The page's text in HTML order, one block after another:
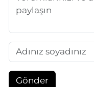
Gönder